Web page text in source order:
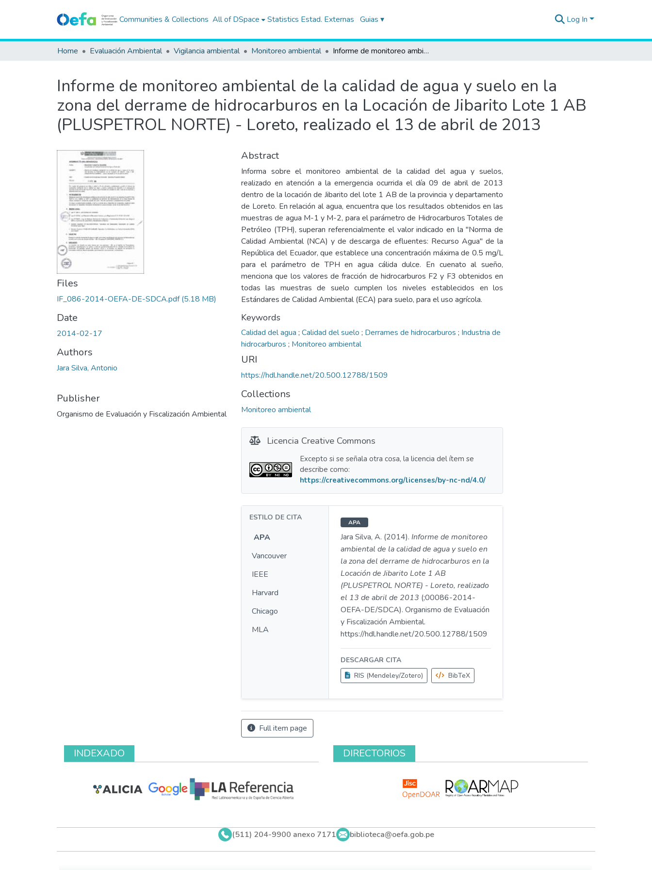
Communities & Collections All of DSpace Statistics Estad. Externas Guias ▾ Log In
Home Evaluación Ambiental Vigilancia ambiental Monitoreo ambiental Informe de monitoreo ambiental de la calidad de agua y suelo en la zona del derrame de hidrocarburos en la Locación de Jibarito Lote 1 AB (PLUSPETROL NORTE) - Loreto, realizado el 13 de abril de 2013
Informe de monitoreo ambiental de la calidad de agua y suelo en la
zona del derrame de hidrocarburos en la Locación de Jibarito Lote 1 AB
(PLUSPETROL NORTE) - Loreto, realizado el 13 de abril de 2013
Files
IF_086-2014-OEFA-DE-SDCA.pdf(5.18 MB)
Date
2014-02-17
Authors
Jara Silva, Antonio
Publisher
Organismo de Evaluación y Fiscalización Ambiental
Abstract
Informa sobre el monitoreo ambiental de la calidad del agua y suelos,
realizado en atención a la emergencia ocurrida el día 09 de abril de 2013
dentro de la locación de Jibarito del lote 1 AB de la provincia y departamento
de Loreto. En relación al agua, encuentra que los resultados obtenidos en las
muestras de agua M-1 y M-2, para el parámetro de Hidrocarburos Totales de
Petróleo (TPH), superan referencialmente el valor indicado en la "Norma de
Calidad Ambiental (NCA) y de descarga de efluentes: Recurso Agua" de la
República del Ecuador, que establece una concentración máxima de 0.5 mg/L
para el parámetro de TPH en agua cálida dulce. En cuenato al sueño,
menciona que los valores de fracción de hidrocarburos F2 y F3 obtenidos en
todas las muestras de suelo cumplen los niveles establecidos en los
Estándares de Calidad Ambiental (ECA) para suelo, para el uso agrícola.
Keywords
Calidad del agua ; Calidad del suelo ; Derrames de hidrocarburos ; Industria de
hidrocarburos ; Monitoreo ambiental
URI
https://hdl.handle.net/20.500.12788/1509
Collections
Monitoreo ambiental
Licencia Creative Commons
Excepto si se señala otra cosa, la licencia del ítem se
describe como:
https://creativecommons.org/licenses/by-nc-nd/4.0/
ESTILO DE CITA
APA
Vancouver
IEEE
Harvard
Chicago
MLA
APA
Jara Silva, A. (2014). Informe de monitoreo
ambiental de la calidad de agua y suelo en
la zona del derrame de hidrocarburos en la
Locación de Jibarito Lote 1 AB
(PLUSPETROL NORTE) - Loreto, realizado
el 13 de abril de 2013 (;00086-2014-
OEFA-DE/SDCA). Organismo de Evaluación
y Fiscalización Ambiental.
https://hdl.handle.net/20.500.12788/1509
DESCARGAR CITA
RIS (Mendeley/Zotero)
BibTeX
Full item page
INDEXADO DIRECTORIOS
(511) 204-9900 anexo 7171 biblioteca@oefa.gob.pe